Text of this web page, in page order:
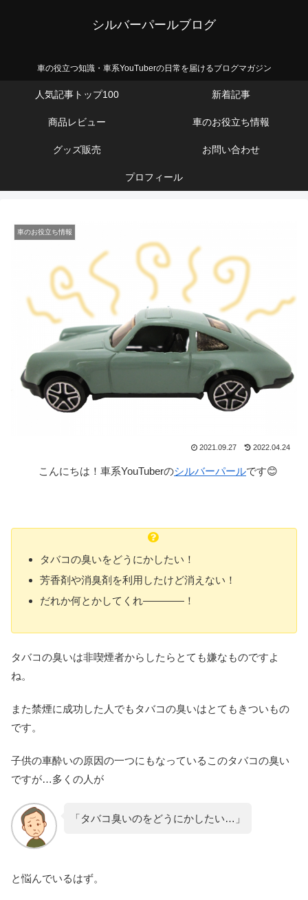
シルバーパールブログ
車の役立つ知識・車系YouTuberの日常を届けるブログマガジン
人気記事トップ100 新着記事
商品レビュー 車のお役立ち情報
グッズ販売 お問い合わせ
プロフィール
車のお役立ち情報
2021.09.27 2022.04.24
こんにちは！車系YouTuberのシルバーパールです😊
タバコの臭いをどうにかしたい！
芳香剤や消臭剤を利用したけど消えない！
だれか何とかしてくれ――――！
タバコの臭いは非喫煙者からしたらとても嫌なものですよ
ね。
また禁煙に成功した人でもタバコの臭いはとてもきついもの
です。
子供の車酔いの原因の一つにもなっているこのタバコの臭い
ですが…多くの人が
「タバコ臭いのをどうにかしたい…」
と悩んでいるはず。